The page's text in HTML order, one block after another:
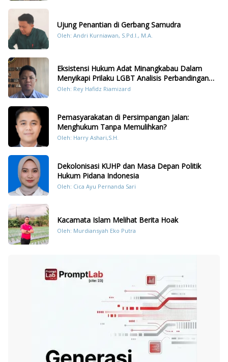
Ujung Penantian di Gerbang Samudra
Oleh: Andri Kurniawan, S.Pd.I., M.A.
Eksistensi Hukum Adat Minangkabau Dalam
Menyikapi Prilaku LGBT Analisis Perbandingan
Dengan Hukum Pidana
Oleh: Rey Hafidz Riamizard
Pemasyarakatan di Persimpangan Jalan:
Menghukum Tanpa Memulihkan?
Oleh: Harry Ashari,S.H.
Dekolonisasi KUHP dan Masa Depan Politik
Hukum Pidana Indonesia
Oleh: Cica Ayu Pernanda Sari
Kacamata Islam Melihat Berita Hoak
Oleh: Murdiansyah Eko Putra